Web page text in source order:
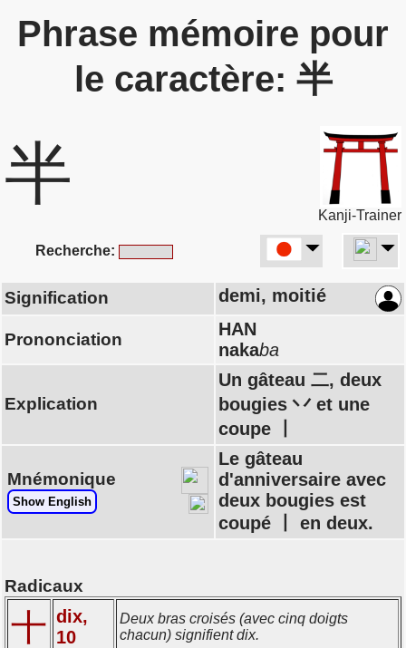
Phrase mémoire pour
le caractère: 半
半
Kanji-Trainer
Recherche:
Signification demi, moitié
Prononciation
HAN
nakaba
Explication
Un gâteau 二, deux
bougies 丷 et une
coupe 丨
Mnémonique
Show English
Le gâteau
d'anniversaire avec
deux bougies est
coupé 丨 en deux.
Radicaux
十 dix,
10
Deux bras croisés (avec cinq doigts
chacun) signifient dix.